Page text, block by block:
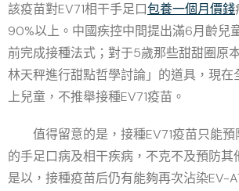
該疫苗對EV71相干手足口包養一個月價錢
90%以上。中國疾控中間提出滿6月齡兒
前完成接種法式；對于5歲那些甜甜圈原
林天秤進行甜點哲學討論」的道具，現在
上兒童，不推舉接種EV71疫苗。
值得留意的是，接種EV71疫苗只能
的手足口病及相干疾病，不克不及預防其
是以，接種疫苗后仍有能夠再次沾染EV-